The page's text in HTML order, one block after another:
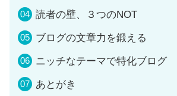
読者の壁、３つのNOT
ブログの文章力を鍛える
ニッチなテーマで特化ブログ
あとがき